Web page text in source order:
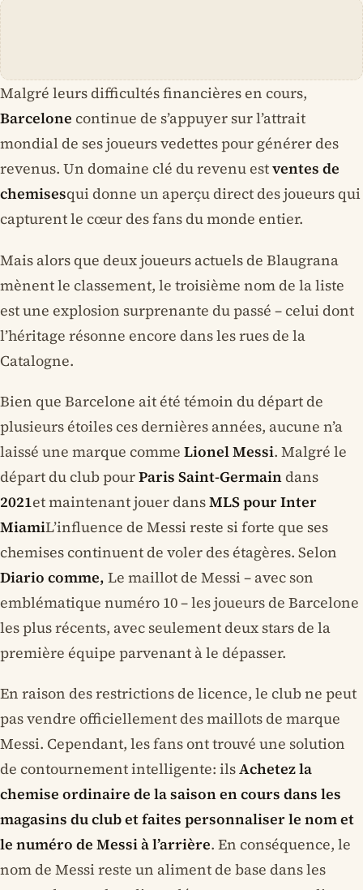
Malgré leurs difficultés financières en cours,
Barcelone continue de s’appuyer sur l’attrait
mondial de ses joueurs vedettes pour générer des
revenus. Un domaine clé du revenu estventes de
chemisesqui donne un aperçu direct des joueurs qui
capturent le cœur des fans du monde entier.
Mais alors que deux joueurs actuels de Blaugrana
mènent le classement, le troisième nom de la liste
est une explosion surprenante du passé – celui dont
l’héritage résonne encore dans les rues de la
Catalogne.
Bien que Barcelone ait été témoin du départ de
plusieurs étoiles ces dernières années, aucune n’a
laissé une marque comme Lionel Messi. Malgré le
départ du club pourParis Saint-Germaindans
2021et maintenant jouer dansMLS pour Inter
MiamiL’influence de Messi reste si forte que ses
chemises continuent de voler des étagères. Selon
Diario comme, Le maillot de Messi – avec son
emblématique numéro 10 – les joueurs de Barcelone
les plus récents, avec seulement deux stars de la
première équipe parvenant à le dépasser.
En raison des restrictions de licence, le club ne peut
pas vendre officiellement des maillots de marque
Messi. Cependant, les fans ont trouvé une solution
de contournement intelligente: ilsAchetez la
chemise ordinaire de la saison en cours dans les
magasins du club et faites personnaliser le nom et
le numéro de Messi à l’arrière. En conséquence, le
nom de Messi reste un aliment de base dans les